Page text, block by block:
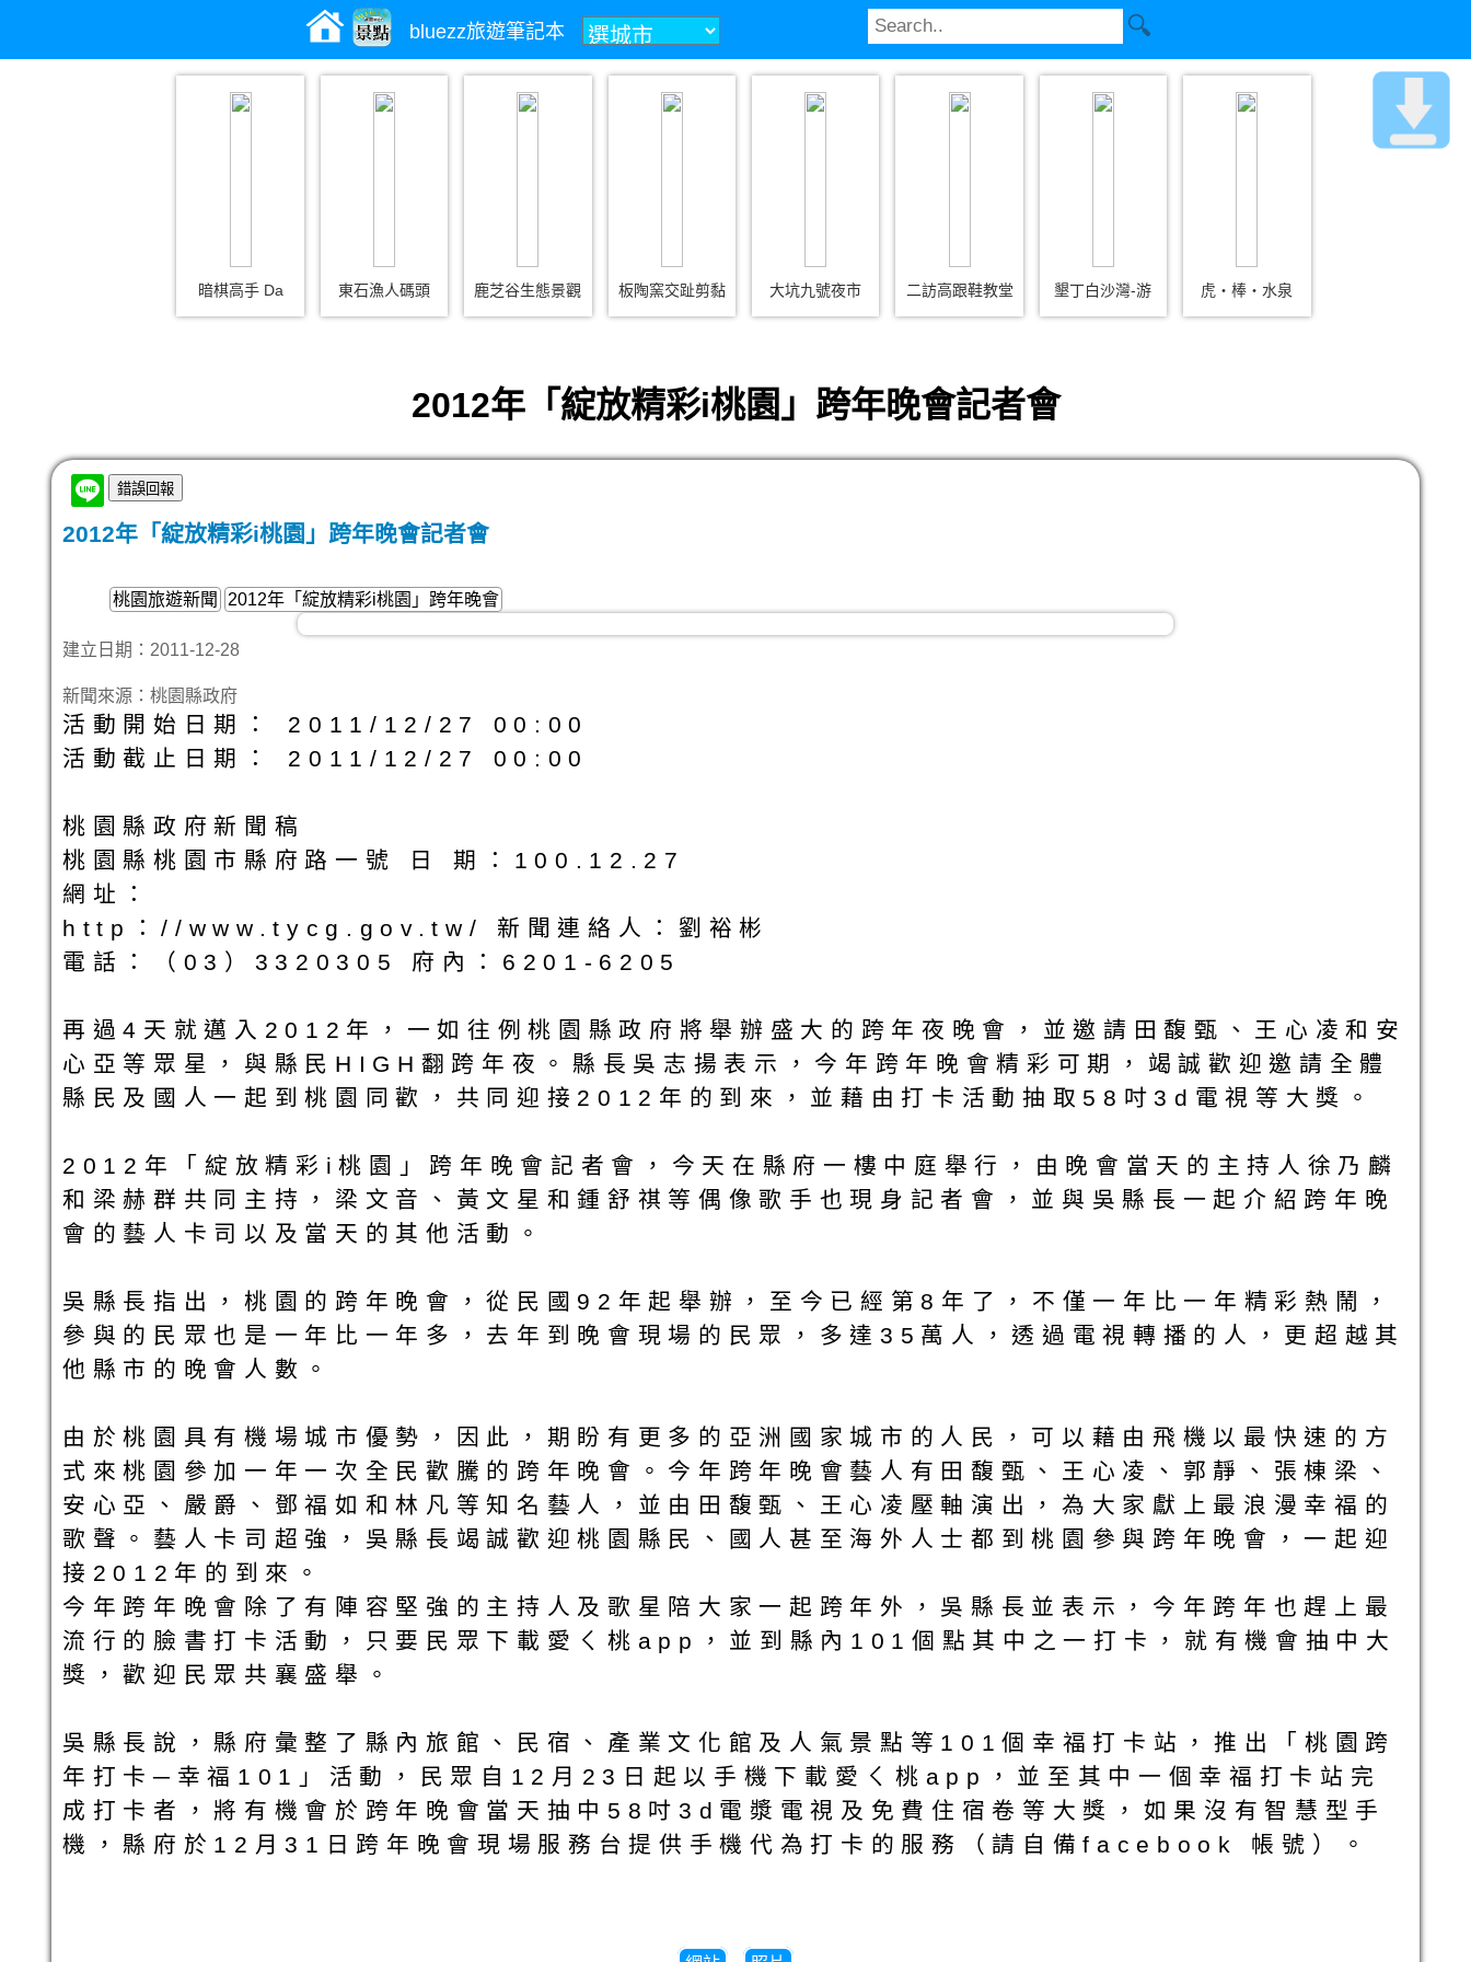
bluezz旅遊筆記本
暗棋高手 Da 東石漁人碼頭 鹿芝谷生態景觀 板陶窯交趾剪黏 大坑九號夜市 二訪高跟鞋教堂 墾丁白沙灣-游 虎‧棒‧水泉
2012年「綻放精彩i桃園」跨年晚會記者會
2012年「綻放精彩i桃園」跨年晚會記者會
桃園旅遊新聞 2012年「綻放精彩i桃園」跨年晚會
建立日期：2011-12-28
新聞來源：桃園縣政府
活動開始日期： 2011/12/27 00:00
活動截止日期： 2011/12/27 00:00
桃園縣政府新聞稿
桃園縣桃園市縣府路一號 日 期：100.12.27
網址：
http：//www.tycg.gov.tw/ 新聞連絡人：劉裕彬
電話：（03）3320305 府內：6201-6205
再過4天就邁入2012年，一如往例桃園縣政府將舉辦盛大的跨年夜晚會，並邀請田馥甄、王心凌和安
心亞等眾星，與縣民HIGH翻跨年夜。縣長吳志揚表示，今年跨年晚會精彩可期，竭誠歡迎邀請全體
縣民及國人一起到桃園同歡，共同迎接2012年的到來，並藉由打卡活動抽取58吋3d電視等大獎。
2012年「綻放精彩i桃園」跨年晚會記者會，今天在縣府一樓中庭舉行，由晚會當天的主持人徐乃麟
和梁赫群共同主持，梁文音、黃文星和鍾舒祺等偶像歌手也現身記者會，並與吳縣長一起介紹跨年晚
會的藝人卡司以及當天的其他活動。
吳縣長指出，桃園的跨年晚會，從民國92年起舉辦，至今已經第8年了，不僅一年比一年精彩熱鬧，
參與的民眾也是一年比一年多，去年到晚會現場的民眾，多達35萬人，透過電視轉播的人，更超越其
他縣市的晚會人數。
由於桃園具有機場城市優勢，因此，期盼有更多的亞洲國家城市的人民，可以藉由飛機以最快速的方
式來桃園參加一年一次全民歡騰的跨年晚會。今年跨年晚會藝人有田馥甄、王心凌、郭靜、張棟梁、
安心亞、嚴爵、鄧福如和林凡等知名藝人，並由田馥甄、王心凌壓軸演出，為大家獻上最浪漫幸福的
歌聲。藝人卡司超強，吳縣長竭誠歡迎桃園縣民、國人甚至海外人士都到桃園參與跨年晚會，一起迎
接2012年的到來。
今年跨年晚會除了有陣容堅強的主持人及歌星陪大家一起跨年外，吳縣長並表示，今年跨年也趕上最
流行的臉書打卡活動，只要民眾下載愛ㄑ桃app，並到縣內101個點其中之一打卡，就有機會抽中大
獎，歡迎民眾共襄盛舉。
吳縣長說，縣府彙整了縣內旅館、民宿、產業文化館及人氣景點等101個幸福打卡站，推出「桃園跨
年打卡─幸福101」活動，民眾自12月23日起以手機下載愛ㄑ桃app，並至其中一個幸福打卡站完
成打卡者，將有機會於跨年晚會當天抽中58吋3d電漿電視及免費住宿卷等大獎，如果沒有智慧型手
機，縣府於12月31日跨年晚會現場服務台提供手機代為打卡的服務（請自備facebook 帳號）。